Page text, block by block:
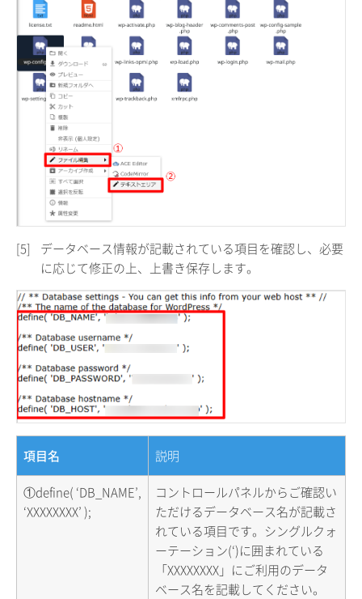
[5]
データベース情報が記載されている項目を確認し、必要
に応じて修正の上、上書き保存します。
項目名 説明
①define( ‘DB_NAME’,
‘XXXXXXXX’ );
コントロールパネルからご確認い
ただけるデータベース名が記載さ
れている項目です。シングルクォ
ーテーション(‘)に囲まれている
「XXXXXXXX」にご利用のデータ
ベース名を記載してください。